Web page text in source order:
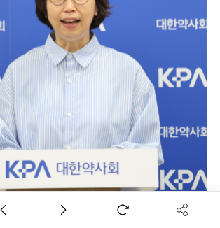
노수진 대한약사회 총무·홍보이사